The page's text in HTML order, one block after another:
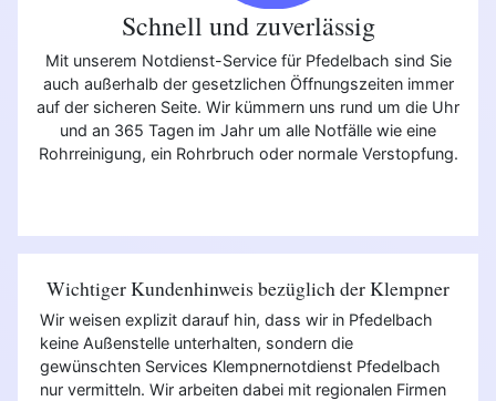
Schnell und zuverlässig
Mit unserem Notdienst-Service für Pfedelbach sind Sie
auch außerhalb der gesetzlichen Öffnungszeiten immer
auf der sicheren Seite. Wir kümmern uns rund um die Uhr
und an 365 Tagen im Jahr um alle Notfälle wie eine
Rohrreinigung, ein Rohrbruch oder normale Verstopfung.
Wichtiger Kundenhinweis bezüglich der Klempner
Wir weisen explizit darauf hin, dass wir in Pfedelbach
keine Außenstelle unterhalten, sondern die
gewünschten Services Klempnernotdienst Pfedelbach
nur vermitteln. Wir arbeiten dabei mit regionalen Firmen